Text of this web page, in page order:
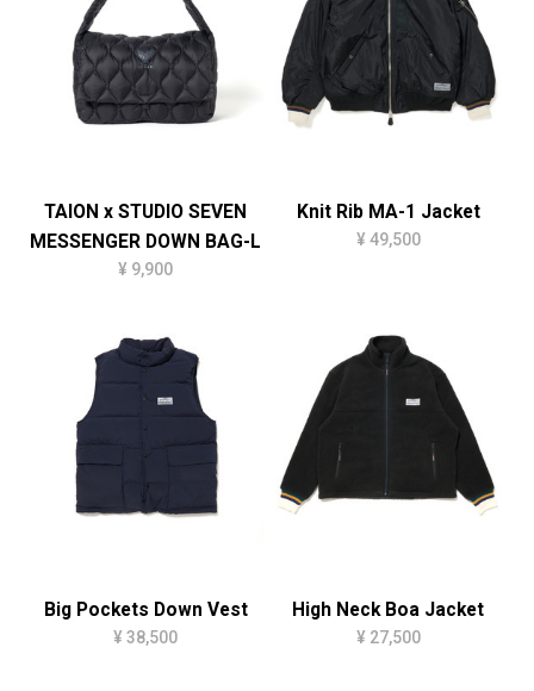
TAION x STUDIO SEVEN
MESSENGER DOWN BAG-L
¥ 9,900
Knit Rib MA-1 Jacket
¥ 49,500
Big Pockets Down Vest
¥ 38,500
High Neck Boa Jacket
¥ 27,500